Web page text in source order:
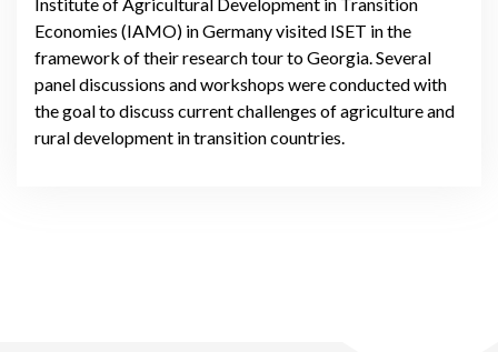
Economies (IAMO) in Germany visited ISET in the
framework of their research tour to Georgia. Several
panel discussions and workshops were conducted with
the goal to discuss current challenges of agriculture and
rural development in transition countries.